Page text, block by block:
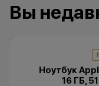
Вы
Ноутбук
16 ГБ,